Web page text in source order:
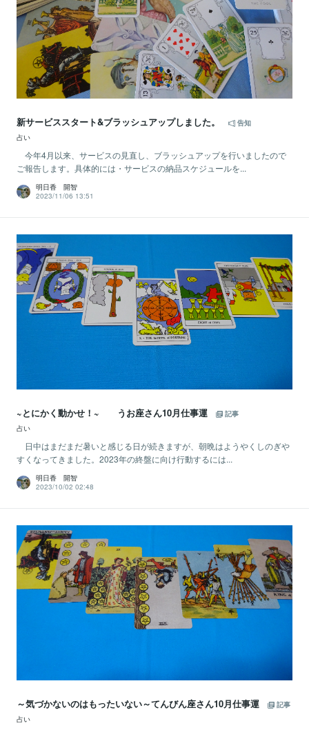
新サービススタート&ブラッシュアップしました。
告知
占い
今年4月以来、サービスの見直し、ブラッシュアップを行いましたので
ご報告します。具体的には・サービスの納品スケジュールを...
明日香 開智
2023/11/06 13:51
~とにかく動かせ！~ うお座さん10月仕事運
記事
占い
日中はまだまだ暑いと感じる日が続きますが、朝晩はようやくしのぎや
すくなってきました。2023年の終盤に向け行動するには...
明日香 開智
2023/10/02 02:48
～気づかないのはもったいない～てんびん座さん10月仕事運
記事
占い